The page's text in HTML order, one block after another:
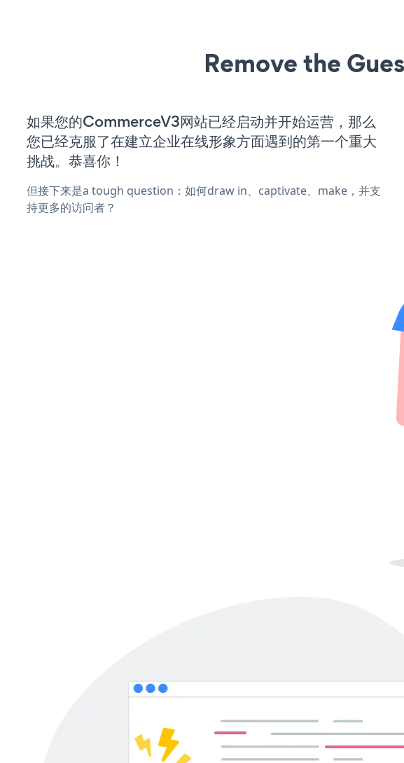
Remove the
如果您的CommerceV3网站已经启动并开始运营，那么
您已经克服了在建立企业在线形象方面遇到的第一个重大
挑战。恭喜你！
但接下来是a tough question：如何draw in、captivate、make，并支
持更多的访问者？